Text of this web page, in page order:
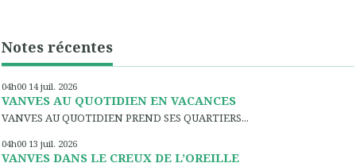
Notes récentes
04h00 14 juil. 2026
VANVES AU QUOTIDIEN EN VACANCES
VANVES AU QUOTIDIEN PREND SES QUARTIERS...
04h00 13 juil. 2026
VANVES DANS LE CREUX DE L’OREILLE